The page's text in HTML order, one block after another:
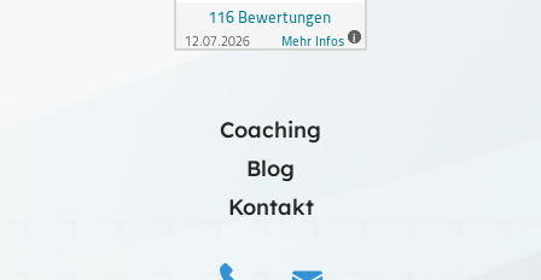
Coaching
Blog
Kontakt